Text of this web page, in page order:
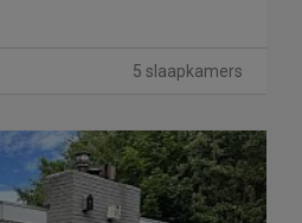
5 slaapkamers
Next